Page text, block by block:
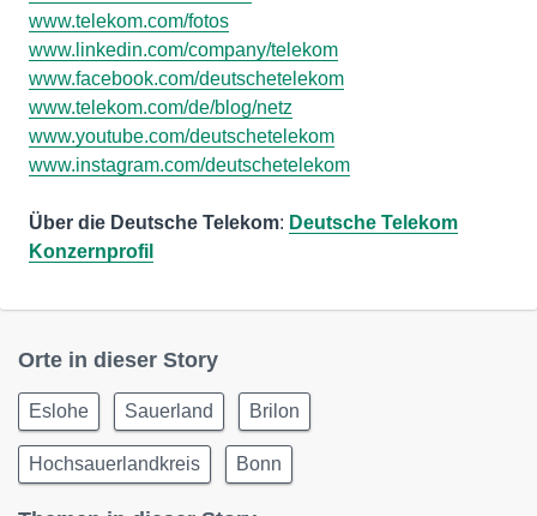
www.telekom.com/fotos
www.linkedin.com/company/telekom
www.facebook.com/deutschetelekom
www.telekom.com/de/blog/netz
www.youtube.com/deutschetelekom
www.instagram.com/deutschetelekom
Über die Deutsche Telekom: Deutsche Telekom
Konzernprofil
Orte in dieser Story
Eslohe Sauerland Brilon
Hochsauerlandkreis Bonn